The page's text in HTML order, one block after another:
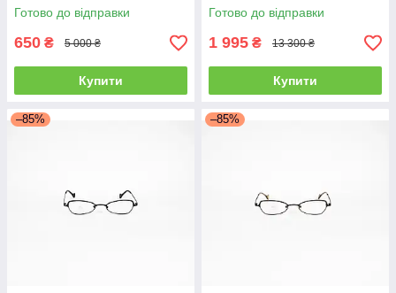
Готово до відправки
650 ₴ 5 000 ₴
Купити
Готово до відправки
1 995 ₴ 13 300 ₴
Купити
–85% –85%